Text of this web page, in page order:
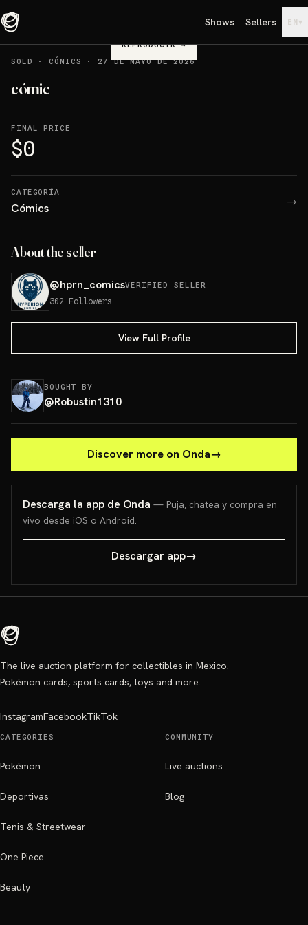
Shows Sellers EN ▾
REPRODUCIR→
SOLD
·CÓMICS ·27 DE MAYO DE 2026
cómic
FINAL PRICE
$0
CATEGORÍA
Cómics →
About the seller
@hprn_comicsVERIFIED SELLER
302 Followers
View Full Profile
BOUGHT BY
@Robustin1310
Discover more on Onda→
Descarga la app de Onda — Puja, chatea y compra en
vivo desde iOS o Android.
Descargar app→
The live auction platform for collectibles in Mexico.
Pokémon cards, sports cards, toys and more.
InstagramFacebookTikTok
CATEGORIES
Pokémon
Deportivas
Tenis & Streetwear
One Piece
Beauty
COMMUNITY
Live auctions
Blog